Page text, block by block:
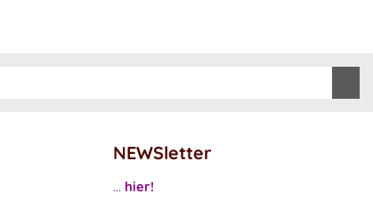
NEWSletter
... hier!